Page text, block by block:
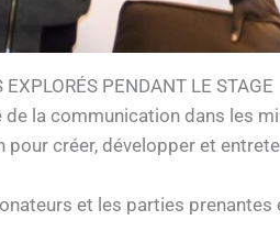
PENDANT LE STAGE
la communication dans les
créer, développer et
et les parties